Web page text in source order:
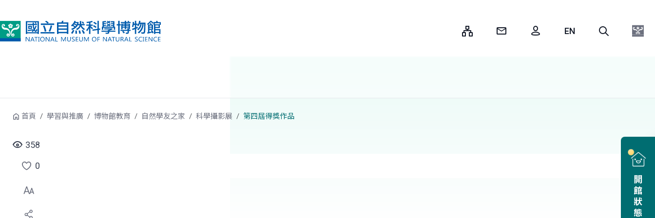
開館狀態
首頁 學習與推廣 博物館教育 自然學友之家 科學攝影展 第四屆得獎作品
358
點
選
喜
0